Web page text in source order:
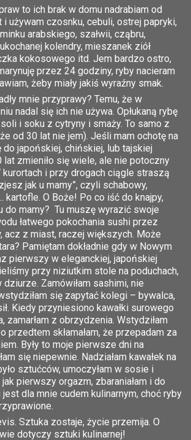
to ich brak w domu nadrabiam od
używam czosnku, cebuli, ostrej papryki,
arabskiego, szałwii, cząbru,
kolendry, mieszanek ziół
kokosowego itd. Jem bardzo ostro,
przez 24 godziny, ryby nacieram
żeby miały jakiś wyraźny smak.
mnie przyprawy? Temu, że w
nadal się ich nie używa. Opłukaną rybę
i soku z cytryny i smaży. To samo z
od 30 lat nie jem). Jeśli mam ochotę na
japońskiej, chińskiej, lub tajskiej
lat zmieniło się wiele, ale nie potoczny
kurortach i przy drogach ciągle straszą
jak u mamy”, czyli schabowy,
kartofle. O Boże! Po co iść do knajpy,
do mamy? Tu muszę wyrazić swoje
łatwego pokochania sushi przez
acz z miast, raczej większych. Może
Pamiętam dokładnie gdy w Nowym
pierwszy w eleganckiej, japońskiej
przy niziutkim stole na poduchach,
Zamówiłam sashimi, nie
się zapytać kolegi – bywalca,
Kiedy przyniesiono kawałki surowego
zamarłam z obrzydzenia. Wstydziłam
przedtem skłamałam, że przepadam za
Były to moje pierwsze dni na
się niepewnie. Nadziałam kawałek na
sztućców, umoczyłam w sosie i
jak pierwszy orgazm, zbaraniałam i do
dla mnie cudem kulinarnym, choć ryby
Sztuka zostaje, życie przemija. O
dotyczy sztuki kulinarnej!